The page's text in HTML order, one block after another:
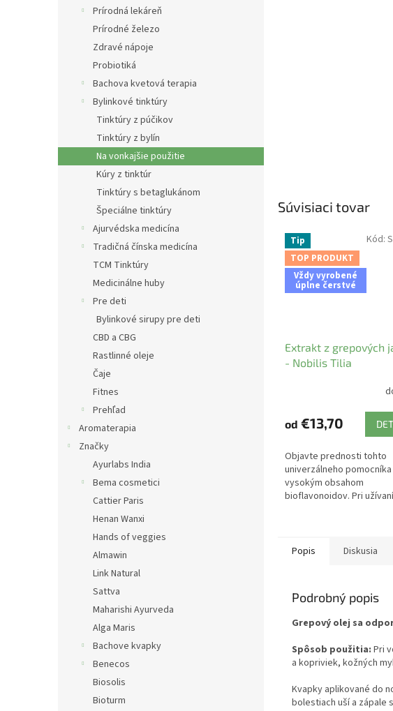
Prírodná lekáreň
Prírodné železo
Zdravé nápoje
Probiotiká
Bachova kvetová terapia
Bylinkové tinktúry
Tinktúry z púčikov
Tinktúry z bylín
Na vonkajšie použitie
Kúry z tinktúr
Tinktúry s betaglukánom
Špeciálne tinktúry
Ajurvédska medicína
Tradičná čínska medicína
TCM Tinktúry
Medicinálne huby
Pre deti
Bylinkové sirupy pre deti
CBD a CBG
Rastlinné oleje
Čaje
Fitnes
Prehľad
Aromaterapia
Značky
Ayurlabs India
Bema cosmetici
Cattier Paris
Henan Wanxi
Hands of veggies
Almawin
Link Natural
Sattva
Maharishi Ayurveda
Alga Maris
Bachove kvapky
Benecos
Biosolis
Bioturm
Súvisiaci tovar
Tip
TOP PRODUKT
Vždy vyrobené
úplne čerstvé
Extrakt z grepových
- Nobilis Tilia
od €13,70
Objavte prednosti tohto
univerzálneho pomocníka
vysokým obsahom
bioflavonoidov. Pri užívaní
Kód:
Popis Diskusia
Podrobný popis
Grepový olej sa
Spôsob použitia: Pri
a kopriviek, kožných
Kvapky aplikované do
bolestiach uší a zápale